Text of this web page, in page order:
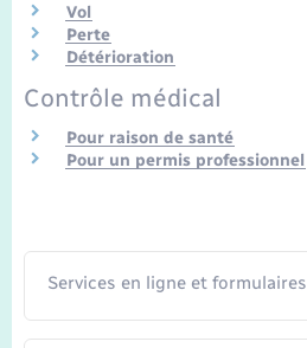
Vol
Perte
Détérioration
Contrôle médical
Pour raison de santé
Pour un permis professionnel
Services en ligne et formulaires